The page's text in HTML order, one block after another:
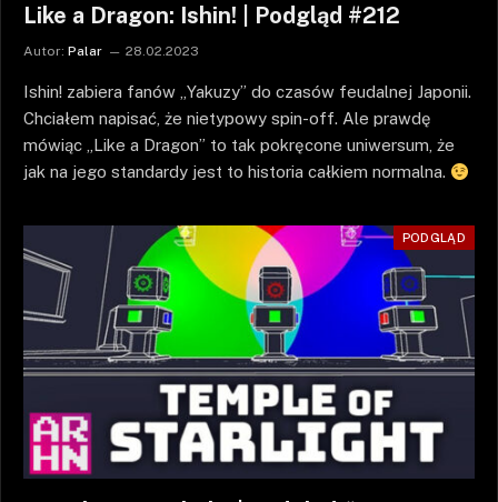
Like a Dragon: Ishin! | Podgląd #212
Autor: Palar 28.02.2023
Ishin! zabiera fanów „Yakuzy” do czasów feudalnej Japonii.
Chciałem napisać, że nietypowy spin-off. Ale prawdę
mówiąc „Like a Dragon” to tak pokręcone uniwersum, że
jak na jego standardy jest to historia całkiem normalna.
PODGLĄD